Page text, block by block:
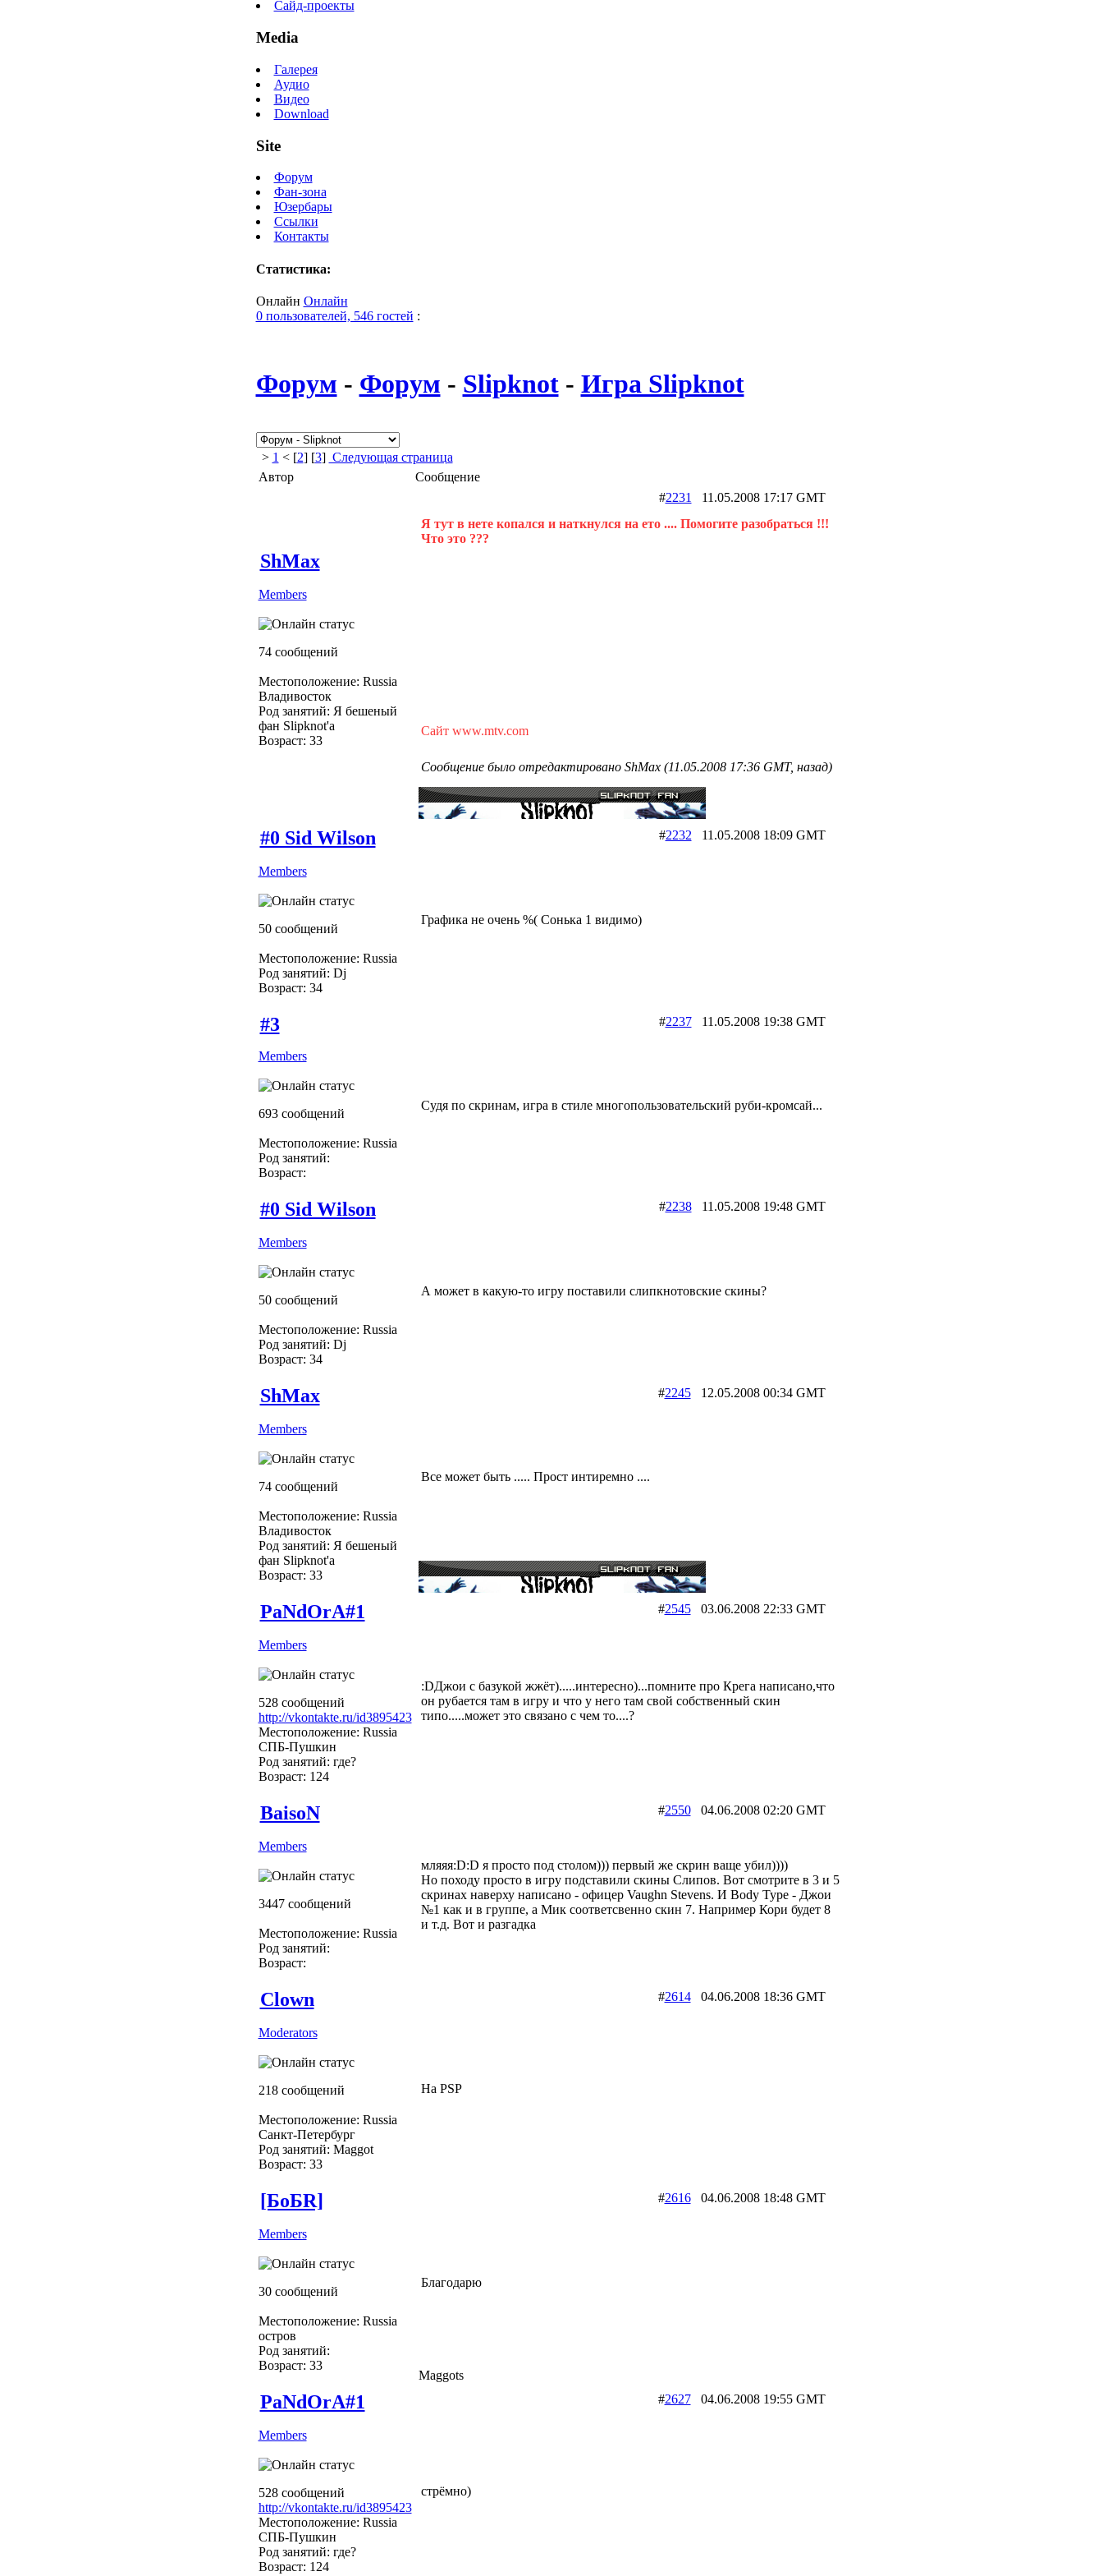
Сайд-проекты
Media
Галерея
Аудио
Видео
Download
Site
Форум
Фан-зона
Юзербары
Ссылки
Контакты
Статистика:
Онлайн Онлайн
0 пользователей, 546 гостей :
Форум - Форум - Slipknot- Игра Slipknot
> 1 < [2] [3] Следующая страница
Автор
Сообщение
ShMax
Members
74 сообщений
Местоположение: Russia
Владивосток
Род занятий: Я бешеный
фан Slipknot'a
Возраст: 33
#2231
11.05.2008 17:17 GMT
Я тут в нете копался и наткнулся на ето .... Помогите разобраться !!!
Что это ???
Сайт www.mtv.com
Сообщение было отредактировано ShMax (11.05.2008 17:36 GMT, назад)
#0 Sid Wilson
Members
50 сообщений
Местоположение: Russia
Род занятий: Dj
Возраст: 34
#2232 11.05.2008 18:09 GMT
Графика не очень %( Сонька 1 видимо)
#3
Members
693 сообщений
Местоположение: Russia
Род занятий:
Возраст:
#223711.05.2008 19:38 GMT
Судя по скринам, игра в стиле многопользовательский руби-кромсай...
#0 Sid Wilson
Members
50 сообщений
Местоположение: Russia
Род занятий: Dj
Возраст: 34
#223811.05.2008 19:48 GMT
А может в какую-то игру поставили слипкнотовские скины?
ShMax
Members
74 сообщений
Местоположение: Russia
Владивосток
Род занятий: Я бешеный
фан Slipknot'a
Возраст: 33
#224512.05.2008 00:34 GMT
Все может быть ..... Прост интиремно ....
PaNdOrA#1
Members
528 сообщений
http://vkontakte.ru/id3895423
Местоположение: Russia
СПБ-Пушкин
Род занятий: где?
Возраст: 124
#254503.06.2008 22:33 GMT
:DДжои с базукой жжёт).....интересно)...помните про Крега написано,что
он рубается там в игру и что у него там свой собственный скин
типо.....может это связано с чем то....?
BaisoN
Members
3447 сообщений
Местоположение: Russia
Род занятий:
Возраст:
#255004.06.2008 02:20 GMT
мляяя:D:D я просто под столом))) первый же скрин ваще убил))))
Но походу просто в игру подставили скины Слипов. Вот смотрите в 3 и 5
скринах наверху написано - офицер Vaughn Stevens. И Body Type - Джои
№1 как и в группе, а Мик соответсвенно скин 7. Например Кори будет 8
и т.д. Вот и разгадка
Clown
Moderators
218 сообщений
Местоположение: Russia
Санкт-Петербург
Род занятий: Maggot
Возраст: 33
#261404.06.2008 18:36 GMT
На PSP
[БоБR]
Members
30 сообщений
Местоположение: Russia
остров
Род занятий:
Возраст: 33
#261604.06.2008 18:48 GMT
Благодарю
Maggots
PaNdOrA#1
Members
528 сообщений
http://vkontakte.ru/id3895423
Местоположение: Russia
СПБ-Пушкин
Род занятий: где?
Возраст: 124
#262704.06.2008 19:55 GMT
стрёмно)